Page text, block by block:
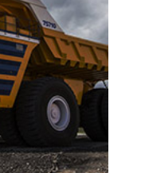
Их опыт и